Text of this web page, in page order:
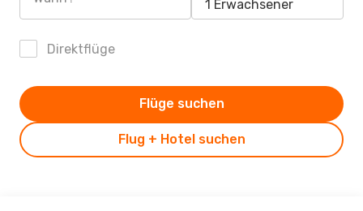
1 Erwachsener
Direktflüge
Flug + Hotel suchen
Flüge suchen